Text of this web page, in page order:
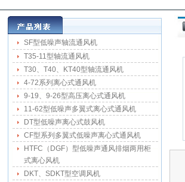
SF型低噪声轴流通风机
T35-11型轴流通风机
T30、T40、KT40型轴流通风机
4-72系列离心式通风机
9-19、9-26型高压离心式通风机
11-62型低噪声多翼式离心式通风机
DT型低噪声离心式鼓风机
CF型系列多翼式低噪声离心式通风机
HTFC（DGF）型低噪声通风排烟两用柜
式离心风机
DKT、SDKT型空调风机